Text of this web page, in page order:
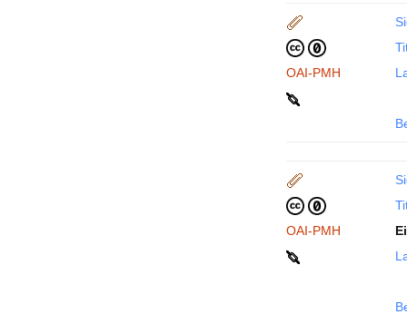
OAI-PMH
OAI-PMH